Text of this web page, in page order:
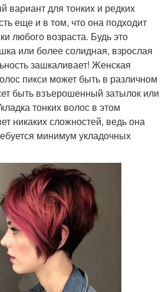
вариант для тонких и редких
еще и в том, что она подходит
любого возраста. Будь это
или более солидная, взрослая
зашкаливает! Женская
пикси может быть в различном
быть взъерошенный затылок или
тонких волос в этом
никаких сложностей, ведь она
минимум укладочных